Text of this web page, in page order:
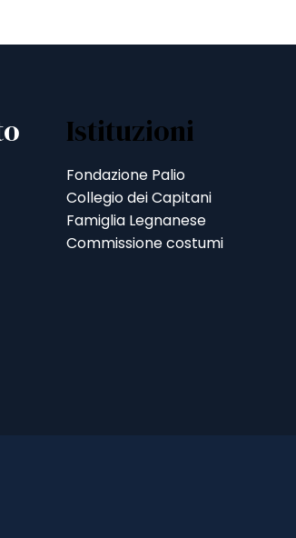
Istituzioni
Fondazione Palio
Collegio dei Capitani
Famiglia Legnanese
Commissione costumi